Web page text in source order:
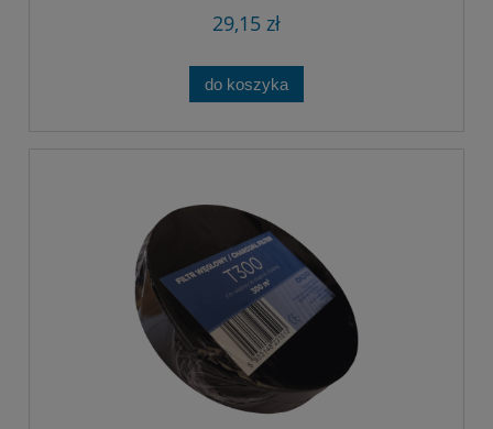
29,15 zł
do koszyka